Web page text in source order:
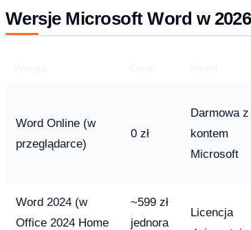
ściąga [2026]
6 pakietów w 2026
2026-03-10
Wersje Microsoft Word w
Word Online (w
przeglądarce)
0 zł
Darmowa z
kontem
Microsoft
Word 2024 (w
Office 2024 Home
~599 zł
jednora
Licencja